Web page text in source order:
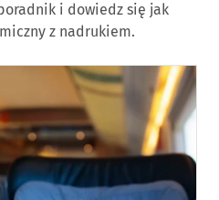
i dowiedz się jak
z nadrukiem.